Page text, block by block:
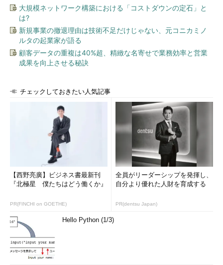
大規模ネットワーク構築における「コストダウンの定石」と
は?
新規事業の撤退理由は技術不足だけじゃない、元コニカミノ
ルタの起業家が語る
顧客データの重複は40%超、精緻な名寄せで業務効率と営業
成果を向上させる秘訣
チェックしておきたい人気記事
【西野亮廣】ビジネス書最新刊
『北極星 僕たちはどう働くか』
PR(FINCHI on GOETHE)
全員がリーダーシップを発揮し、
自分より優れた人財を育成する
PR(dentsu Japan)
Hello Python (1/3)